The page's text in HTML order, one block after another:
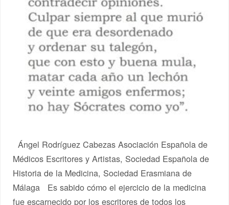
Ángel Rodríguez Cabezas Asociación Española de
Médicos Escritores y Artistas, Sociedad Española de
Historia de la Medicina, Sociedad Erasmiana de
Málaga Es sabido cómo el ejercicio de la medicina
fue escarnecido por los escritores de todos los